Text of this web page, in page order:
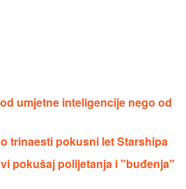
umjetne inteligencije nego od
trinaesti pokusni let Starshipa
pokušaj polijetanja i "buđenja"